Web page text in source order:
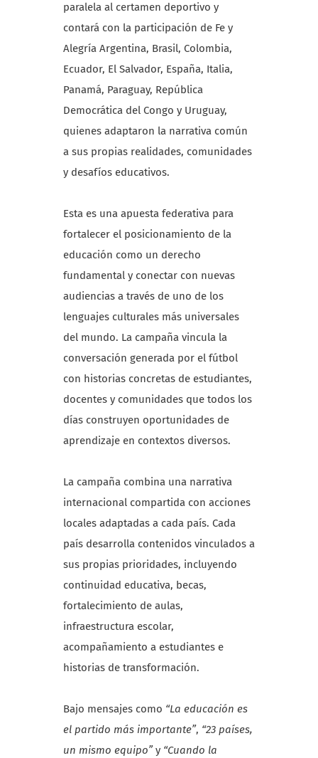
paralela al certamen deportivo y
contará con la participación de Fe y
Alegría Argentina, Brasil, Colombia,
Ecuador, El Salvador, España, Italia,
Panamá, Paraguay, República
Democrática del Congo y Uruguay,
quienes adaptaron la narrativa común
a sus propias realidades, comunidades
y desafíos educativos.
Esta es una apuesta federativa para
fortalecer el posicionamiento de la
educación como un derecho
fundamental y conectar con nuevas
audiencias a través de uno de los
lenguajes culturales más universales
del mundo. La campaña vincula la
conversación generada por el fútbol
con historias concretas de estudiantes,
docentes y comunidades que todos los
días construyen oportunidades de
aprendizaje en contextos diversos.
La campaña combina una narrativa
internacional compartida con acciones
locales adaptadas a cada país. Cada
país desarrolla contenidos vinculados a
sus propias prioridades, incluyendo
continuidad educativa, becas,
fortalecimiento de aulas,
infraestructura escolar,
acompañamiento a estudiantes e
historias de transformación.
Bajo mensajes como “La educación es
el partido más importante”, “23 países,
un mismo equipo”y “Cuando la